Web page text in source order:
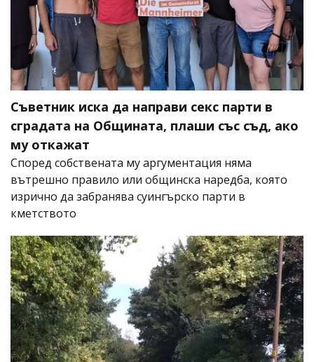
Съветник иска да направи секс парти в
сградата на Общината, плаши със съд, ако
му откажат
Според собствената му аргументация няма
вътрешно правило или общинска наредба, която
изрично да забранява суингърско парти в
кметството